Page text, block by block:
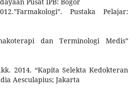
Pustaka Pelajar:
dan Terminologi Medis”
2014. “Kapita Selekta Kedokteran
Aesculapius; Jakarta